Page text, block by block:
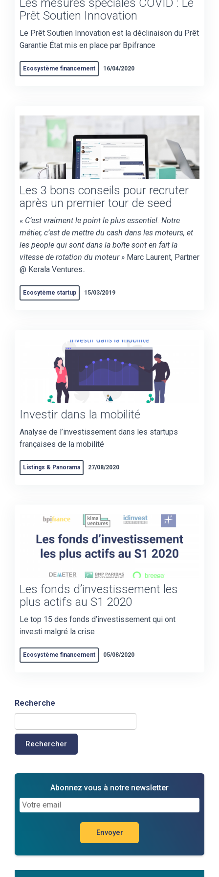
Les mesures spéciales COVID : Le
Prêt Soutien Innovation
Le Prêt Soutien Innovation est la déclinaison du Prêt
Garantie État mis en place par Bpifrance
Ecosystème financement 16/04/2020
Les 3 bons conseils pour recruter
après un premier tour de seed
« C’est vraiment le point le plus essentiel. Notre
métier, c’est de mettre du cash dans les moteurs, et
les people qui sont dans la boîte sont en fait la
vitesse de rotation du moteur » Marc Laurent, Partner
@ Kerala Ventures..
Ecosytème startup 15/03/2019
Investir dans la mobilité
Analyse de l’investissement dans les startups
françaises de la mobilité
Listings & Panorama 27/08/2020
Les fonds d’investissement les
plus actifs au S1 2020
Le top 15 des fonds d’investissement qui ont
investi malgré la crise
Ecosystème financement 05/08/2020
Recherche
Rechercher
Abonnez vous à notre newsletter